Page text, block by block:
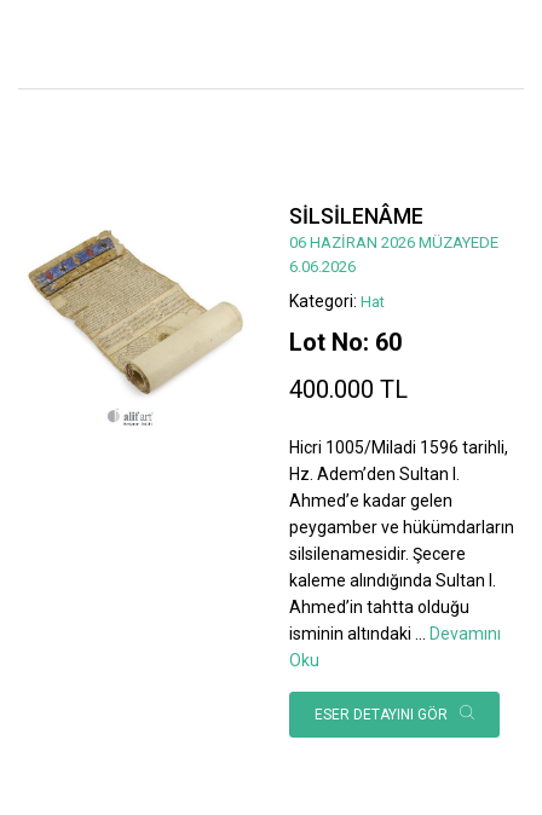
SİLSİLENÂME
06 HAZİRAN 2026 MÜZAYEDE
6.06.2026
Kategori: Hat
Lot No: 60
400.000 TL
Hicri 1005/Miladi 1596 tarihli,
Hz. Adem’den Sultan I.
Ahmed’e kadar gelen
peygamber ve hükümdarların
silsilenamesidir. Şecere
kaleme alındığında Sultan I.
Ahmed’in tahtta olduğu
isminin altındaki
Devamını
Oku
ESER DETAYINI GÖR